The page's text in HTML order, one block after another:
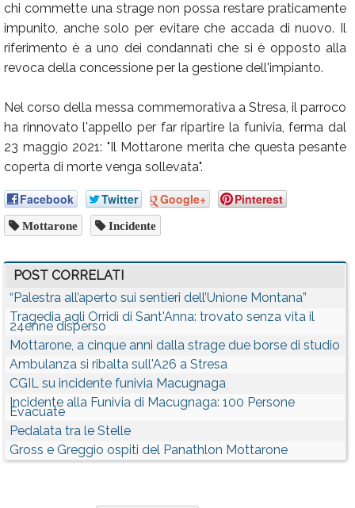
chi commette una strage non possa restare praticamente
impunito, anche solo per evitare che accada di nuovo. Il
riferimento è a uno dei condannati che si è opposto alla
revoca della concessione per la gestione dell'impianto.
Nel corso della messa commemorativa a Stresa, il parroco
ha rinnovato l'appello per far ripartire la funivia, ferma dal
23 maggio 2021: "Il Mottarone merita che questa pesante
coperta di morte venga sollevata".
Facebook Twitter Google+ Pinterest
Mottarone Incidente
POST CORRELATI
“Palestra all’aperto sui sentieri dell’Unione Montana”
Tragedia agli Orridi di Sant'Anna: trovato senza vita il
24enne disperso
Mottarone, a cinque anni dalla strage due borse di studio
Ambulanza si ribalta sull'A26 a Stresa
CGIL su incidente funivia Macugnaga
Incidente alla Funivia di Macugnaga: 100 Persone
Evacuate
Pedalata tra le Stelle
Gross e Greggio ospiti del Panathlon Mottarone